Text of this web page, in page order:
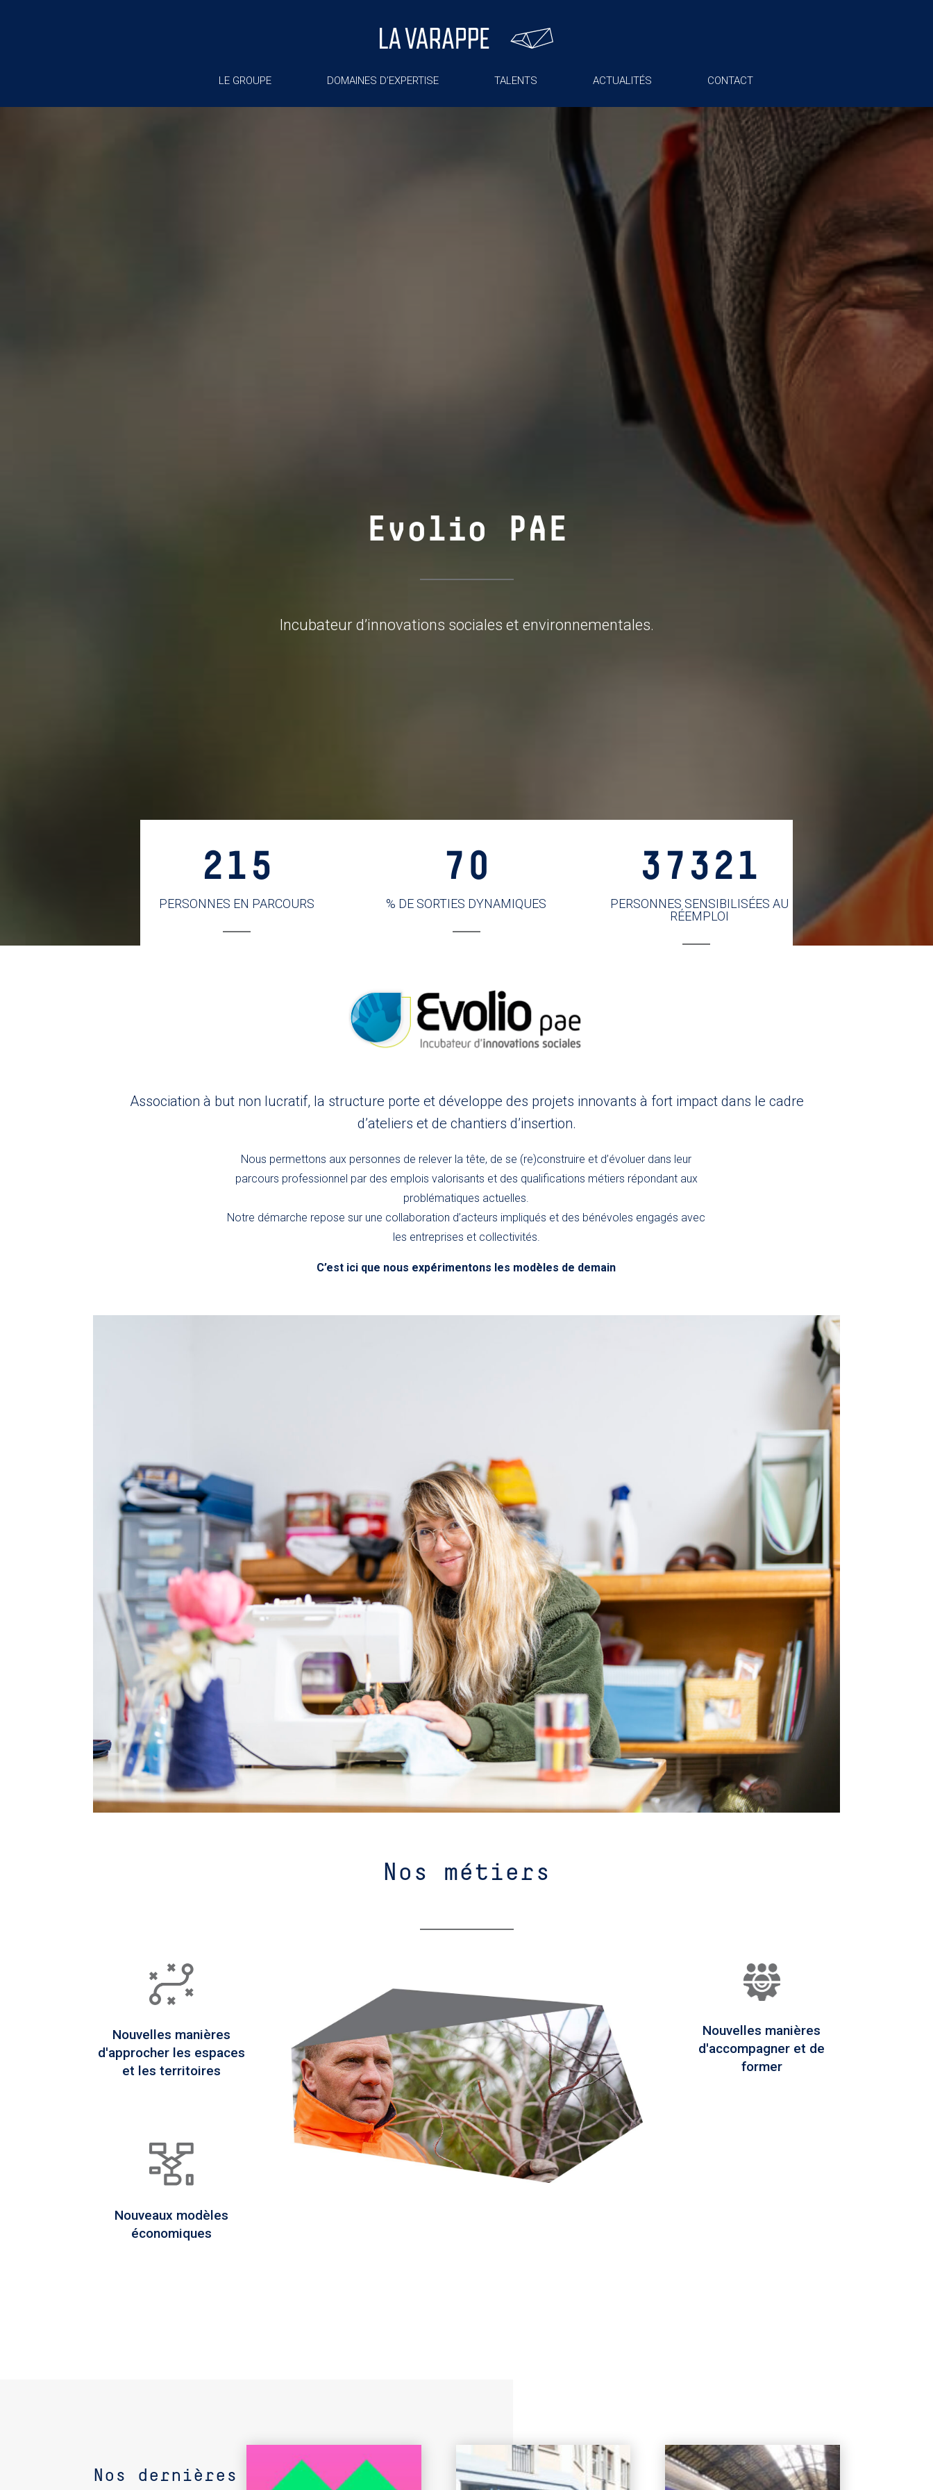
LE GROUPE DOMAINES D’EXPERTISE TALENTS ACTUALITÉS CONTACT
Evolio PAE
Incubateur d’innovations sociales et environnementales.
215
PERSONNES EN PARCOURS
70
% DE SORTIES DYNAMIQUES
37321
PERSONNES SENSIBILISÉES AU
RÉEMPLOI
Association à but non lucratif, la structure porte et développe des projets innovants à fort impact dans le cadre
d’ateliers et de chantiers d’insertion.
Nous permettons aux personnes de relever la tête, de se (re)construire et d’évoluer dans leur
parcours professionnel par des emplois valorisants et des qualifications métiers répondant aux
problématiques actuelles.
Notre démarche repose sur une collaboration d’acteurs impliqués et des bénévoles engagés avec
les entreprises et collectivités.
C’est ici que nous expérimentons les modèles de demain
Nos métiers
Nouvelles manières
d'approcher les espaces
et les territoires
Nouveaux modèles
économiques
Nouvelles manières
d'accompagner et de
former
Nos dernières